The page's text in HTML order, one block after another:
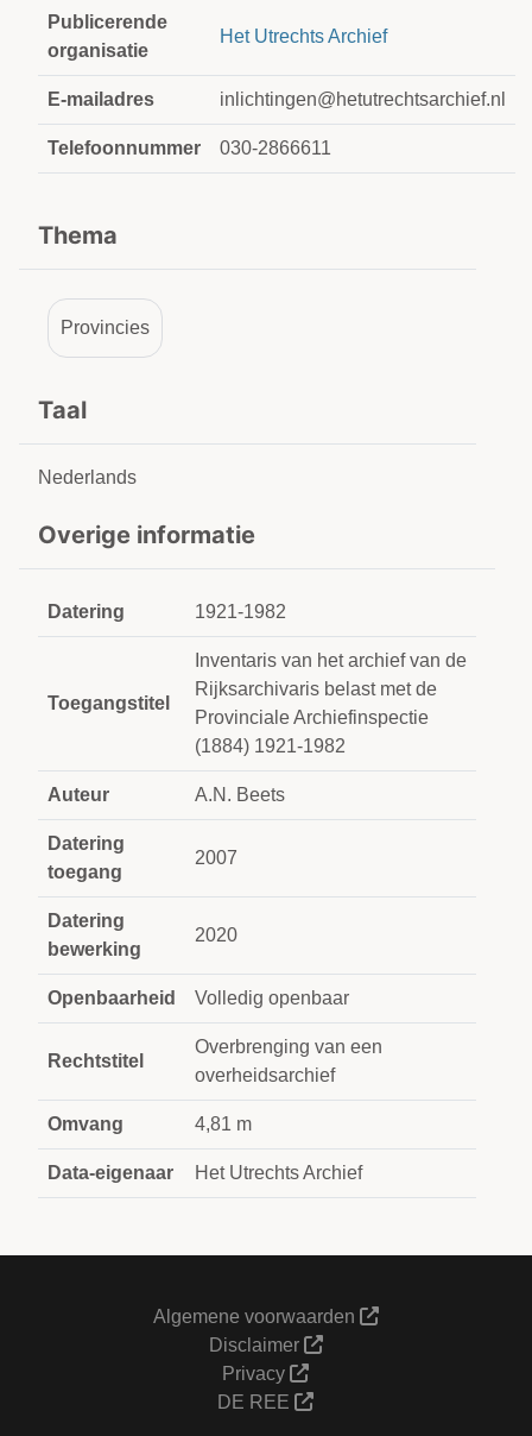
Publicerende
organisatie
Het Utrechts Archief
E-mailadres inlichtingen@hetutrechtsarchief.nl
Telefoonnummer 030-2866611
Thema
Provincies
Taal
Nederlands
Overige informatie
Datering 1921-1982
Toegangstitel
Inventaris van het archief van de
Rijksarchivaris belast met de
Provinciale Archiefinspectie
(1884) 1921-1982
Auteur A.N. Beets
Datering
toegang
2007
Datering
bewerking
2020
Openbaarheid Volledig openbaar
Rechtstitel
Overbrenging van een
overheidsarchief
Omvang 4,81 m
Data-eigenaar Het Utrechts Archief
Algemene voorwaarden
Disclaimer
Privacy
DE REE